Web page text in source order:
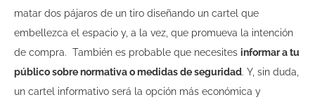
matar dos pájaros de un tiro diseñando un cartel que
embellezca el espacio y, a la vez, que promueva la intención
de compra. También es probable que necesites informar a tu
público sobre normativa o medidas de seguridad. Y, sin duda,
un cartel informativo será la opción más económica y